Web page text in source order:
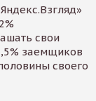
свои
заемщиков
своего